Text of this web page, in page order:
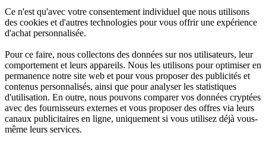
Ce n'est qu'avec votre consentement individuel que nous utilisons
des cookies et d'autres technologies pour vous offrir une expérience
d'achat personnalisée.
Pour ce faire, nous collectons des données sur nos utilisateurs, leur
comportement et leurs appareils. Nous les utilisons pour optimiser en
permanence notre site web et pour vous proposer des publicités et
contenus personnalisés, ainsi que pour analyser les statistiques
d'utilisation. En outre, nous pouvons comparer vos données cryptées
avec des fournisseurs externes et vous proposer des offres via leurs
canaux publicitaires en ligne, uniquement si vous utilisez déjà vous-
même leurs services.